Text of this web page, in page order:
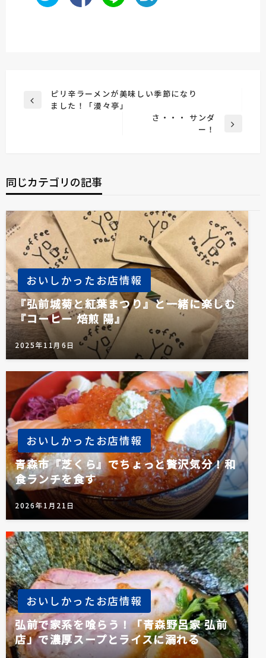
投
ー
シ
ョ
ン
前
ピリ辛ラーメンが美味しい季節になり
ました！「漫々亭」
さ・・・ サンダ
ー！
同じカテゴリの記事
おいしかったお店情報
『弘前城菊と紅葉まつり』と一緒に楽しむ
『コーヒー 焙煎 陽』
2025年11月6日
おいしかったお店情報
青森市『芝くら』でちょっと贅沢気分！和
食ランチを食す
2026年1月21日
おいしかったお店情報
弘前で家系を喰らう！「青森野呂家 弘前
店」で濃厚スープとライスに溺れる